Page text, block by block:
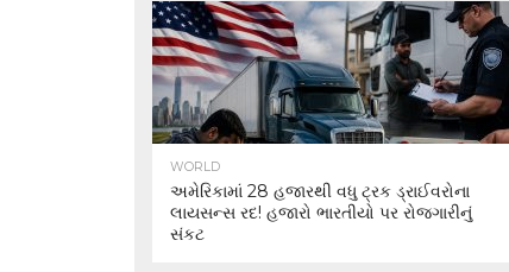
WORLD
અમેરિકામાં 28 હજારથી વધુ ટ્રક ડ્રાઈવરોના
લાયસન્સ રદ! હજારો ભારતીયો પર રોજગારીનું
સંકટ